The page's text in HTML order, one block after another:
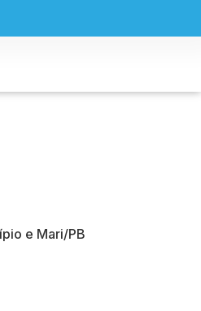
e Mari/PB